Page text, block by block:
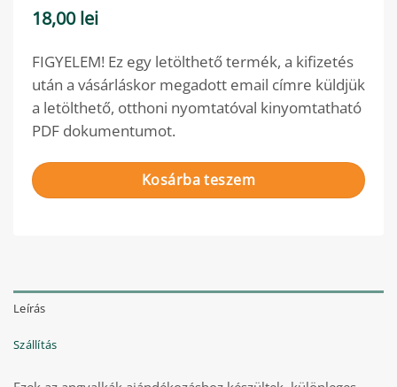
Leírás
Szállítás
18,00lei
FIGYELEM! Ez egy letölthető termék, a kifizetés
után a vásárláskor megadott email címre küldjük
a letölthető, otthoni nyomtatóval kinyomtatható
PDF dokumentumot.
Kosárba teszem